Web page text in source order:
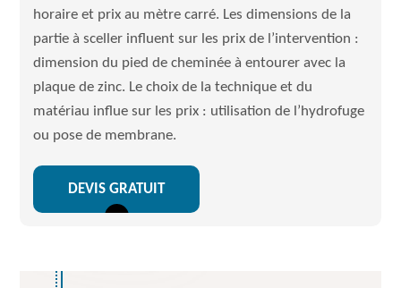
horaire et prix au mètre carré. Les dimensions de la
partie à sceller influent sur les prix de l’intervention :
dimension du pied de cheminée à entourer avec la
plaque de zinc. Le choix de la technique et du
matériau influe sur les prix : utilisation de l’hydrofuge
ou pose de membrane.
DEVIS GRATUIT